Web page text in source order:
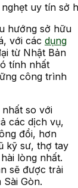
uy tín sở
hướng sở hữu
với các dụng
từ Nhật Bản
tính nhất
công trình
so với
các dịch vụ,
đổi, hơn
kỹ sư, thợ tay
lòng nhất.
sẽ được trải
Gòn.